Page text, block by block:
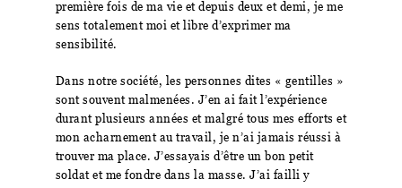
première fois de ma vie et depuis deux et demi, je me
sens totalement moi et libre d’exprimer ma
sensibilité.
Dans notre société, les personnes dites « gentilles »
sont souvent malmenées. J’en ai fait l’expérience
durant plusieurs années et malgré tous mes efforts et
mon acharnement au travail, je n’ai jamais réussi à
trouver ma place. J’essayais d’être un bon petit
soldat et me fondre dans la masse. J’ai failli y